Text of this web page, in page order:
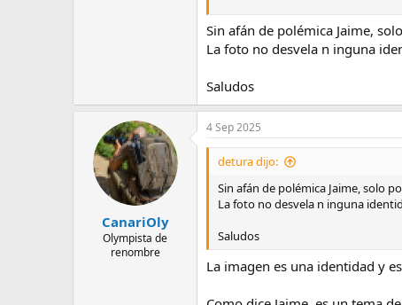
1. El tratamiento de los
alcance que determinen los
tampoco se pueden
horno, la intimidad y la
autorizaciónpara publicar esas
redes sociales u otros medios de
Sin afán de polémica Jaime,
La foto no desvela n inguna
Saludos
CanariOly
Olympista de
renombre
4 Sep 2025
detura dijo:
Sin afán de polémica Jaime, solo
La foto no desvela n inguna
Saludos
La imagen es una identidad y